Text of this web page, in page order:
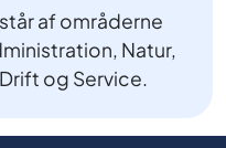
af områderne
Natur,
og Service.